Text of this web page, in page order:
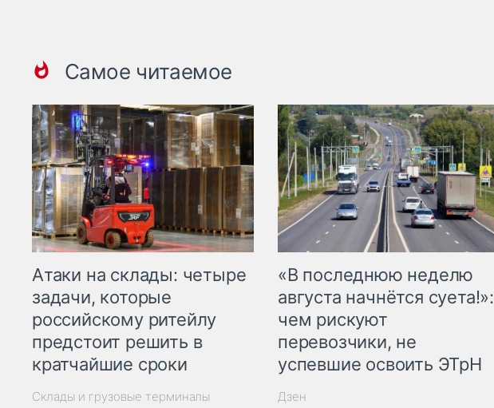
Самое читаемое
Атаки на склады: четыре
задачи, которые
российскому ритейлу
предстоит решить в
кратчайшие сроки
Склады и грузовые терминалы
«В последнюю неделю
августа начнётся суета!»:
чем рискуют
перевозчики, не
успевшие освоить ЭТрН
Дзен